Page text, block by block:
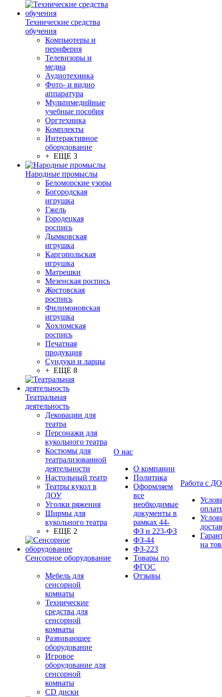
Технические средства
обучения
Компьютеры и
периферия
Телевизоры и
медиа
Аудиотехника
Фото- и видио
аппаратура
Мультимедийные
учебные пособия
Оргтехника
Комплекты
Интерактивное
оборудование
+ ЕЩЕ 3
Народные промыслы
Беломорские узоры
Богородская
игрушка
Гжель
Городецкая
роспись
Дымковская
игрушка
Каргопольская
игрушка
Матрешки
Мезенская роспись
Жостовская
роспись
Филимоновская
игрушка
Хохломская
роспись
Печатная
продукция
Сундуки и ларцы
+ ЕЩЕ 8
Театральная
деятельность
Декорации для
театра
Персонажи для
кукольного театра
Костюмы для
театрализованной
деятельности
Настольный театр
Театры кукол в
ДОУ
Уголки ряжения
Ширмы для
кукольного театра
+ ЕЩЕ 2
Сенсорное оборудование
Мебель для
сенсорной
комнаты
Технические
средства для
сенсорной
комнаты
Развивающее
оборудование
Игровое
оборудование для
сенсорной
комнаты
CD диски
О нас
О компании
Политика
Оформляем
все
необходимые
документы в
рамках 44-
ФЗ и 223-ФЗ
ФЗ-44
ФЗ-223
Товары по
ФГОС
Отзывы
Работа с
на